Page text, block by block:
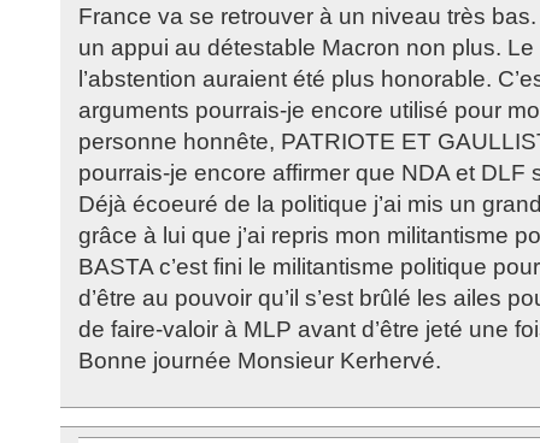
France va se retrouver à un niveau très
un appui au détestable Macron non plus.
l’abstention auraient été plus honorable.
arguments pourrais-je encore utilisé pour
personne honnête, PATRIOTE ET
pourrais-je encore affirmer que NDA et DLF
Déjà écoeuré de la politique j’ai mis un
grâce à lui que j’ai repris mon militantisme
BASTA c’est fini le militantisme politique
d’être au pouvoir qu’il s’est brûlé les ailes
de faire-valoir à MLP avant d’être jeté une
Bonne journée Monsieur Kerhervé.